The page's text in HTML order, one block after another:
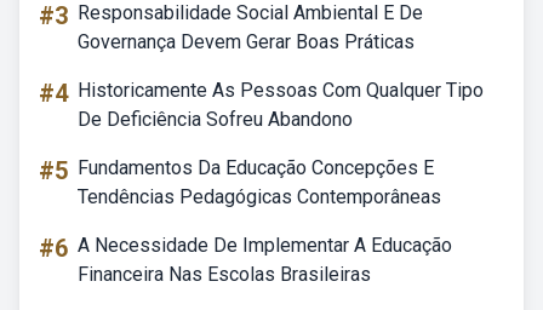
#3 Responsabilidade Social Ambiental E De
Governança Devem Gerar Boas Práticas
#4 Historicamente As Pessoas Com Qualquer Tipo
De Deficiência Sofreu Abandono
#5 Fundamentos Da Educação Concepções E
Tendências Pedagógicas Contemporâneas
#6 A Necessidade De Implementar A Educação
Financeira Nas Escolas Brasileiras